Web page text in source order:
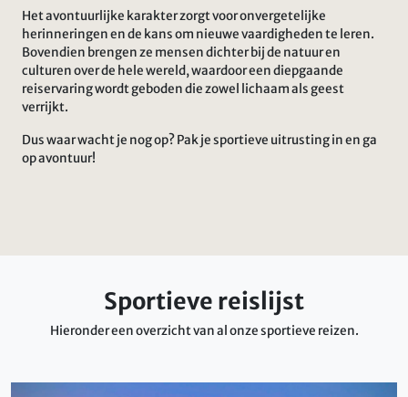
Het avontuurlijke karakter zorgt voor onvergetelijke
herinneringen en de kans om nieuwe vaardigheden te leren.
Bovendien brengen ze mensen dichter bij de natuur en
culturen over de hele wereld, waardoor een diepgaande
reiservaring wordt geboden die zowel lichaam als geest
verrijkt.
Dus waar wacht je nog op? Pak je sportieve uitrusting in en ga
op avontuur!
Sportieve reislijst
Hieronder een overzicht van al onze sportieve reizen.